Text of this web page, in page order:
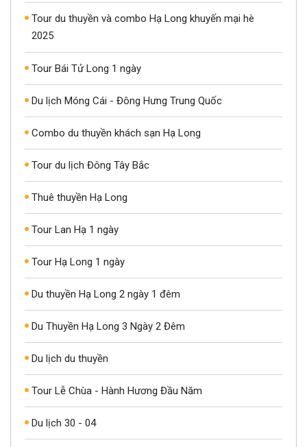
Tour du thuyền và combo Hạ Long khuyến mại hè
2025
Tour Bái Tử Long 1 ngày
Du lịch Móng Cái - Đông Hưng Trung Quốc
Combo du thuyền khách sạn Hạ Long
Tour du lịch Đông Tây Bắc
Thuê thuyền Hạ Long
Tour Lan Hạ 1 ngày
Tour Hạ Long 1 ngày
Du thuyền Hạ Long 2 ngày 1 đêm
Du Thuyền Hạ Long 3 Ngày 2 Đêm
Du lịch du thuyền
Tour Lễ Chùa - Hành Hương Đầu Năm
Du lịch 30 - 04